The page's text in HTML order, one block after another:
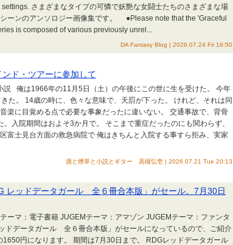
さまざまなタイプの可憐で妖艶な女闘士たちのさまざまな場
ーンのアンソロジー画像集です。 ●Please note that the 'Graceful
is composed of various previously unrel...
DA Fantasy Blog | 2026.07.24 Fri 16:50
ド・ツアーに参加して
説 俺は1966年の11月5日（土）の午後にこの世に生を受けた。 今年
た。 14歳の時に、色々な意味で、天罰が下った。 けれど、それは同
楽に目覚める点で必要な事象だったに違いない。 交通事故で、背骨
入院期間はおよそ3か月で。 そこまで重症だったのにも関わらず、
富士見台方面の救急病院で 俺はきちんと入院する事すら拒み、実家
酒と煙草と小説とギター 高槻弘壱 | 2026.07.21 Tue 20:13
レッドデータガール 全６冊合本版」がセール。7月30日
ーマ：電子書籍 JUGEMテーマ：アマゾン JUGEMテーマ：ファンタ
ドデータガール 全６冊合本版」がセールになっているので、ご紹介
1650円になります。 期間は7月30日まで。 RDGレッドデータガール